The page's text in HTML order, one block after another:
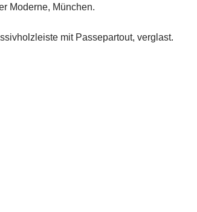
Moderne, München.
mit Passepartout, verglast.